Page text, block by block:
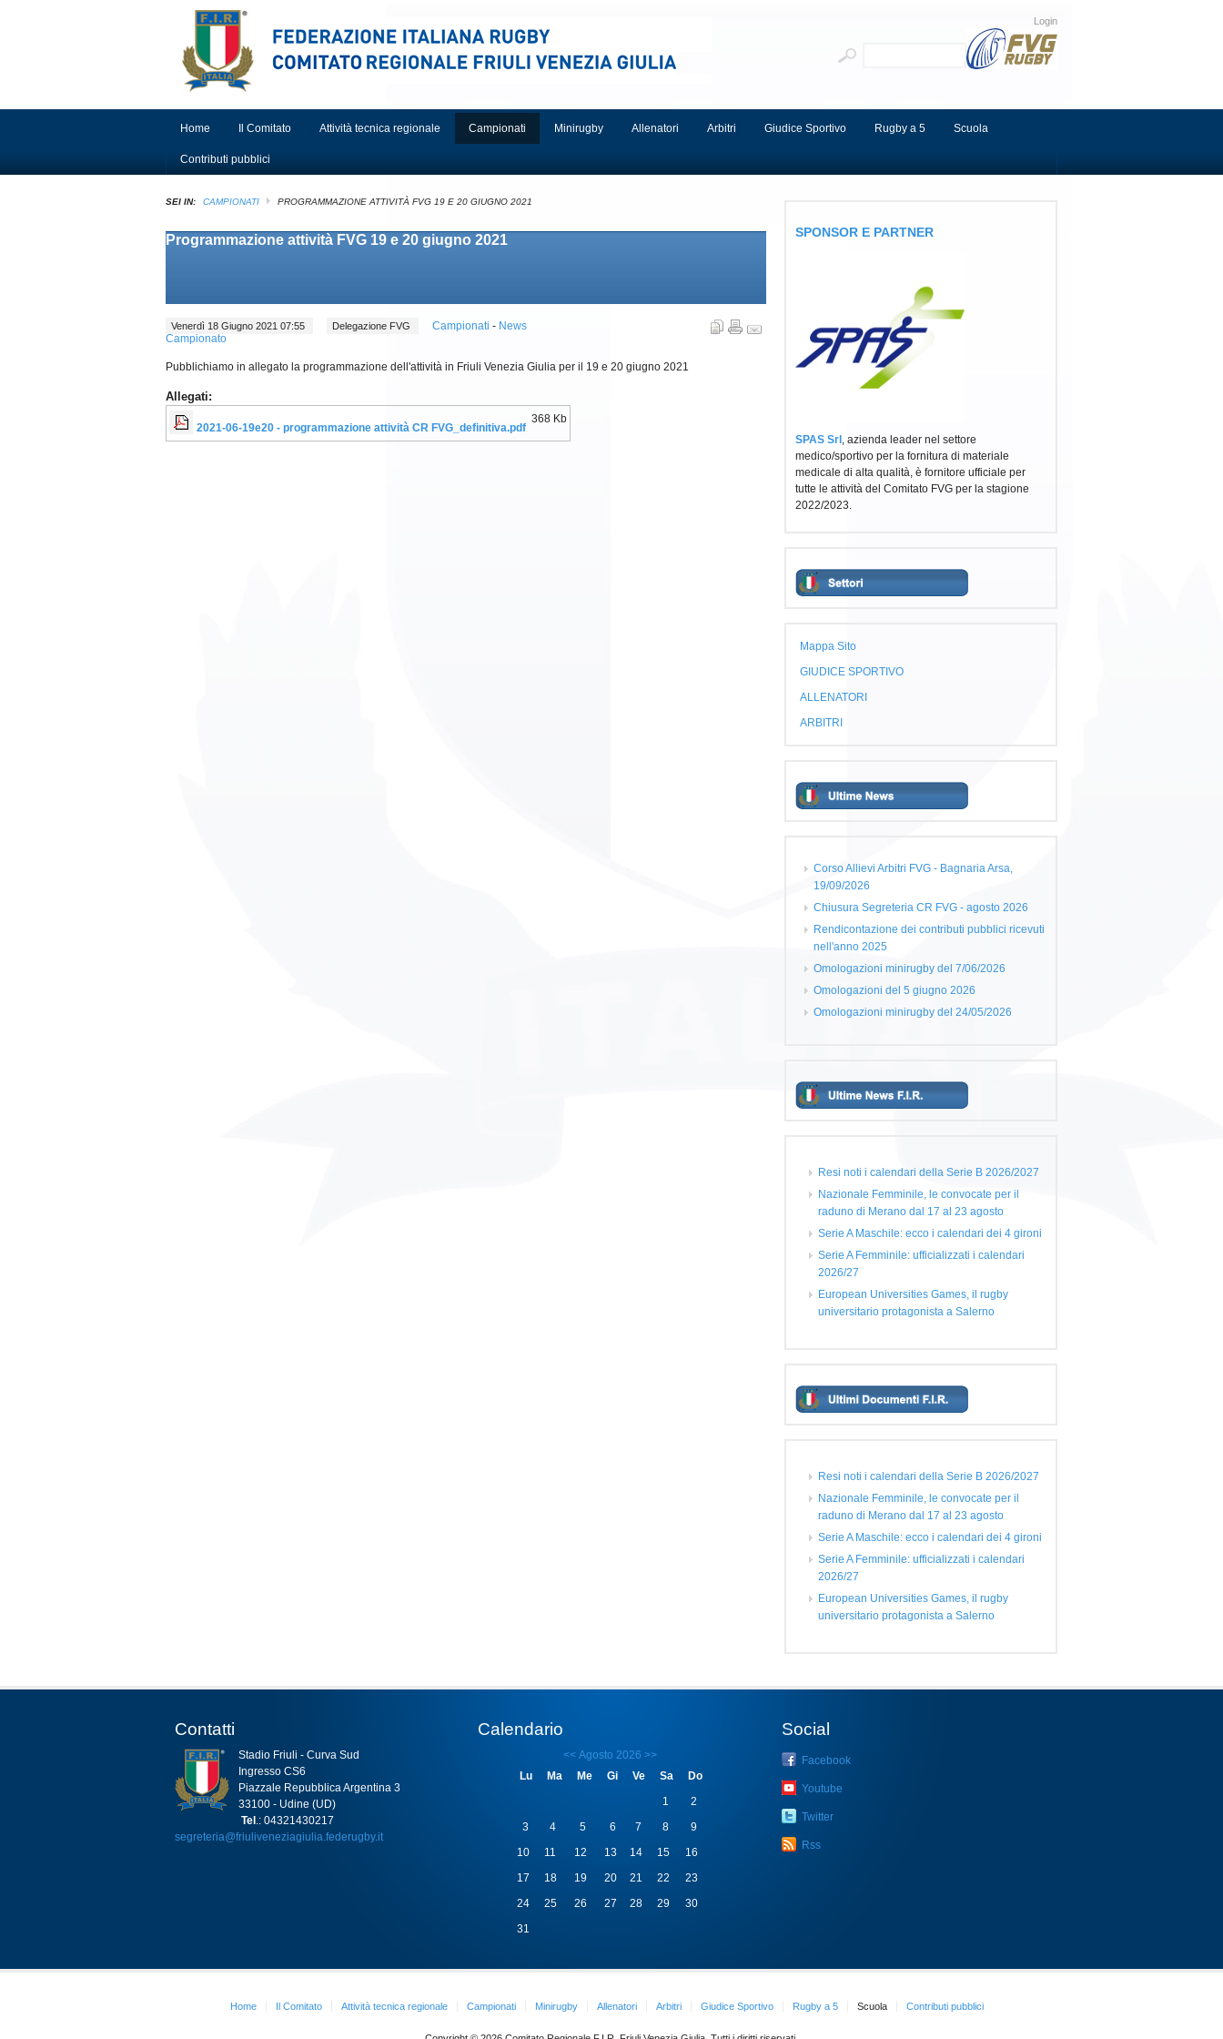
Login
Home Il Comitato Attività tecnica regionale Campionati Minirugby Allenatori Arbitri Giudice Sportivo Rugby a 5 Scuola
Contributi pubblici
SEI IN: CAMPIONATI PROGRAMMAZIONE ATTIVITÀ FVG 19 E 20 GIUGNO 2021
Programmazione attività FVG 19 e 20 giugno 2021
Venerdì 18 Giugno 2021 07:55 Delegazione FVG Campionati - News
Campionato
Pubblichiamo in allegato la programmazione dell'attività in Friuli Venezia Giulia per il 19 e 20 giugno 2021
Allegati:
2021-06-19e20 - programmazione attività CR FVG_definitiva.pdf
368 Kb
SPONSOR E PARTNER
SPAS Srl , azienda leader nel settore
medico/sportivo per la fornitura di materiale
medicale di alta qualità, è fornitore ufficiale per
tutte le attività del Comitato FVG per la stagione
2022/2023.
Mappa Sito
GIUDICE SPORTIVO
ALLENATORI
ARBITRI
Corso Allievi Arbitri FVG - Bagnaria Arsa,
19/09/2026
Chiusura Segreteria CR FVG - agosto 2026
Rendicontazione dei contributi pubblici ricevuti
nell'anno 2025
Omologazioni minirugby del 7/06/2026
Omologazioni del 5 giugno 2026
Omologazioni minirugby del 24/05/2026
Resi noti i calendari della Serie B 2026/2027
Nazionale Femminile, le convocate per il
raduno di Merano dal 17 al 23 agosto
Serie A Maschile: ecco i calendari dei 4 gironi
Serie A Femminile: ufficializzati i calendari
2026/27
European Universities Games, il rugby
universitario protagonista a Salerno
Resi noti i calendari della Serie B 2026/2027
Nazionale Femminile, le convocate per il
raduno di Merano dal 17 al 23 agosto
Serie A Maschile: ecco i calendari dei 4 gironi
Serie A Femminile: ufficializzati i calendari
2026/27
European Universities Games, il rugby
universitario protagonista a Salerno
Contatti
Stadio Friuli - Curva Sud
Ingresso CS6
Piazzale Repubblica Argentina 3
33100 - Udine (UD)
Tel .: 04321430217
segreteria@friuliveneziagiulia.federugby.it
Calendario
<< Agosto 2026 >>
Lu
Ma Me Gi Ve Sa
Do
1
2
3
4 5 6 7 8
9
10
11 12 13 14 15
16
17
18 19 20 21 22
23
24
25 26 27 28 29
30
31
Social
Facebook
Youtube
Twitter
Rss
Home Il Comitato Attività tecnica regionale Campionati Minirugby Allenatori Arbitri Giudice Sportivo Rugby a 5 Scuola Contributi pubblici